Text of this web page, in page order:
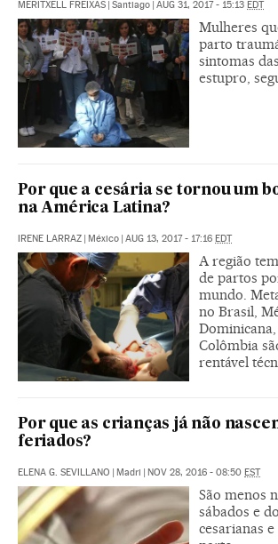
MERITXELL FREIXAS | Santiago | AUG 31, 2017 - 15:13 EDT
Mulheres
parto
sintomas
estupro,
Por que a cesária se tornou um
na América Latina?
IRENE LARRAZ | México | AUG 13, 2017 - 17:16 EDT
A região
de partos
mundo.
no Brasil,
Colômbia
rentável
Por que as crianças já não
feriados?
ELENA G. SEVILLANO | Madri | NOV 28, 2016 - 08:50 EST
São menos
sábados e
cesarianas